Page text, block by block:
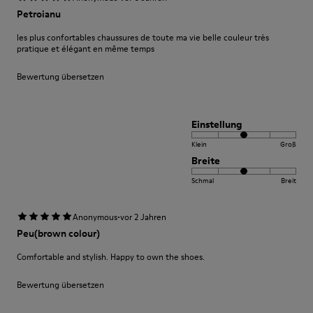
Petroianu
les plus confortables chaussures de toute ma vie belle couleur très
pratique et élégant en même temps
Bewertung übersetzen
Einstellung
Klein Groß
Breite
Schmal Breit
Anonymous·vor 2 Jahren
Peu(brown colour)
Comfortable and stylish. Happy to own the shoes.
Bewertung übersetzen